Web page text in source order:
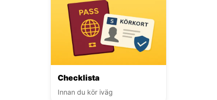
Checklista
Innan du kör iväg